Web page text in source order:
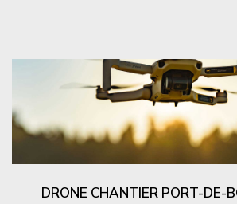
DRONE CHANTIER PORT-DE-